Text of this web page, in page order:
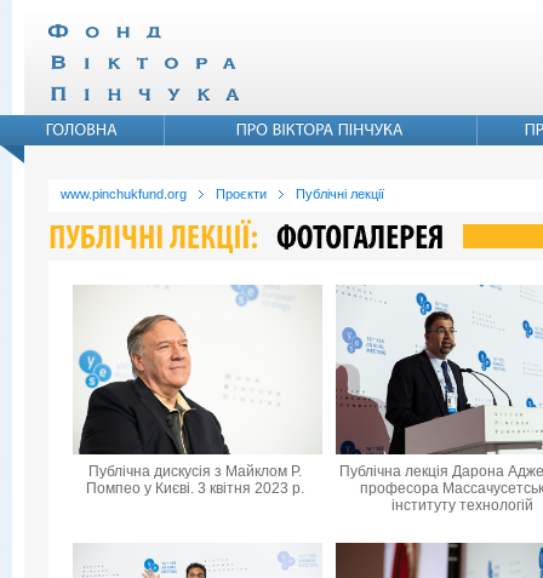
www.pinchukfund.org Проєкти Публічні лекції
Публічна дискусія з Майклом Р.
Помпео у Києві. 3 квітня 2023 р.
Публічна лекція Дарона
професора
інституту технологій